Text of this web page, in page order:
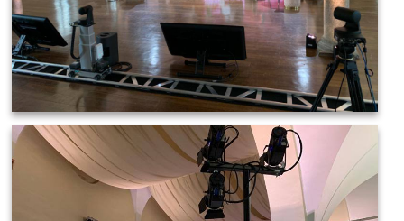
IMAGE 2021-03-19 08:36:18